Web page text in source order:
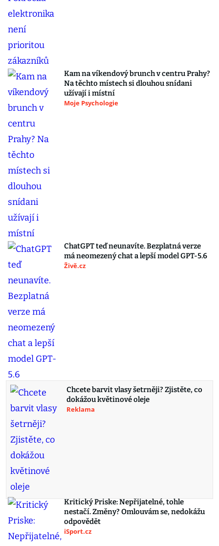
Kam na víkendový brunch v centru Prahy?
Na těchto místech si dlouhou snídani
užívají i místní
Moje Psychologie
ChatGPT teď neunavíte. Bezplatná verze
má neomezený chat a lepší model GPT-5.6
Živě.cz
Chcete barvit vlasy šetrněji? Zjistěte, co
dokážou květinové oleje
Reklama
Kritický Priske: Nepřijatelné, tohle
nestačí. Změny? Omlouvám se, nedokážu
odpovědět
iSport.cz